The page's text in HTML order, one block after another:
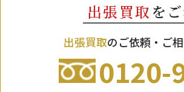
出張買取を
出張買取のご依頼・ご
0120-